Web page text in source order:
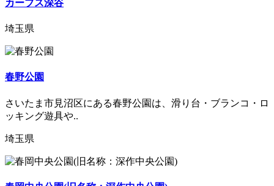
カーブス深谷
埼玉県
春野公園
さいたま市見沼区にある春野公園は、滑り台・ブランコ・ロ
ッキング遊具や..
埼玉県